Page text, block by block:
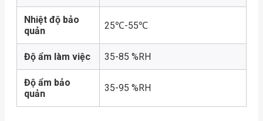
Nhiệt độ bảo
quản
25℃-55℃
Độ ẩm làm việc 35-85 %RH
Độ ẩm bảo
quản
35-95 %RH